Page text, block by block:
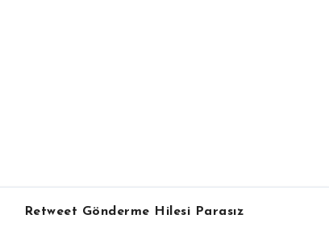
Retweet Gönderme Hilesi Parasız